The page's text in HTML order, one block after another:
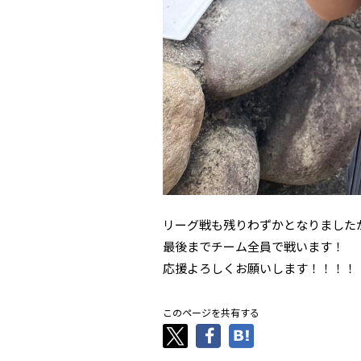
リーグ戦も残りわずかとなりました
最後までチーム全員で戦います！
応援よろしくお願いします！！！！
このページを共有する